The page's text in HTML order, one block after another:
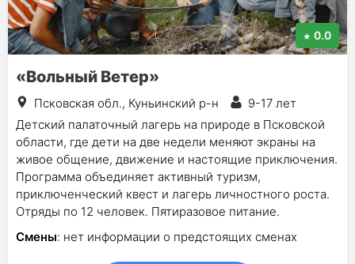
0.0
«Вольный Ветер»
Псковская обл., Куньинский р-н
9-17 лет
Детский палаточный лагерь на природе в Псковской
области, где дети на две недели меняют экраны на
живое общение, движение и настоящие приключения.
Программа объединяет активный туризм,
приключенческий квест и лагерь личностного роста.
Отряды по 12 человек. Пятиразовое питание.
Смены: нет информации о предстоящих сменах